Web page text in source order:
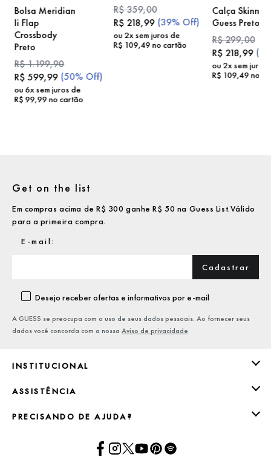
Bolsa Meridian
Ii Flap
Crossbody
Preto
R$1.199,90
R$ 599,99 (50% Off)
ou 6x sem juros de
R$ 99,99no cartão
R$359,00
R$ 218,99 (39% Off)
ou2x sem juros de
R$ 109,49no cartão
Calça Skinny
Guess Preto
R$299,00
R$ 218,99 (
ou 2x sem juros
R$ 109,49no
INSTITUCIONAL
ASSISTÊNCIA
PRECISANDO DE AJUDA?
Get on the list
Em compras acima de R$ 300 ganhe R$ 50 na Guess List.Válido
para a primeira compra.
Cadastrar
Desejo receber ofertas e informativos por e-mail
A GUESS se preocupa com o uso de seus dados pessoais. Ao fornecer seus
dados você concorda com a nossa Aviso de privacidade